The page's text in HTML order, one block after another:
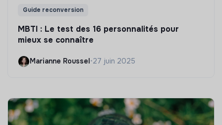
Guide reconversion
MBTI : Le test des 16 personnalités pour
mieux se connaître
Marianne Roussel•27 juin 2025